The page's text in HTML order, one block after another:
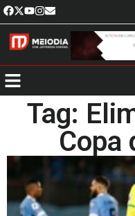
Tag:
Copa